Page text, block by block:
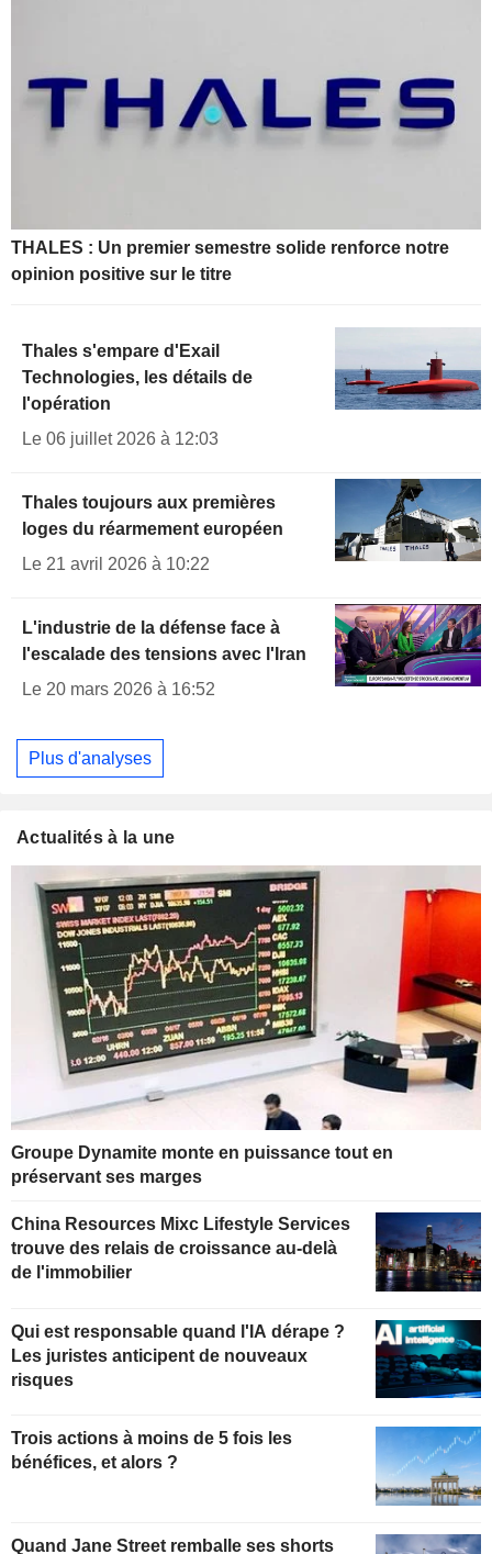
THALES : Un premier semestre solide renforce notre
opinion positive sur le titre
Thales s'empare d'Exail
Technologies, les détails de
l'opération
Le 06 juillet 2026 à 12:03
Thales toujours aux premières
loges du réarmement européen
Le 21 avril 2026 à 10:22
L'industrie de la défense face à
l'escalade des tensions avec l'Iran
Le 20 mars 2026 à 16:52
Plus d'analyses
Actualités à la une
Groupe Dynamite monte en puissance tout en
préservant ses marges
China Resources Mixc Lifestyle Services
trouve des relais de croissance au-delà
de l'immobilier
Qui est responsable quand l'IA dérape ?
Les juristes anticipent de nouveaux
risques
Trois actions à moins de 5 fois les
bénéfices, et alors ?
Quand Jane Street remballe ses shorts